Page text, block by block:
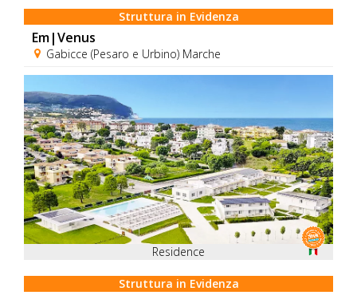
Struttura in Evidenza
Em|Venus
Gabicce (Pesaro e Urbino) Marche
Residence
Struttura in Evidenza